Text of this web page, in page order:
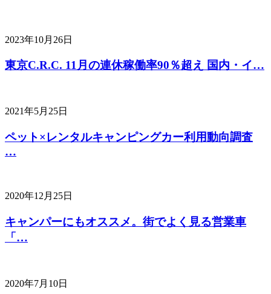
2023年10月26日
東京C.R.C. 11月の連休稼働率90％超え 国内・イ…
2021年5月25日
ペット×レンタルキャンピングカー利用動向調査
…
2020年12月25日
キャンパーにもオススメ。街でよく見る営業車
「…
2020年7月10日